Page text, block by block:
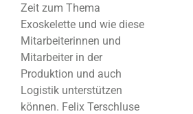
Zeit zum Thema
Exoskelette und wie diese
Mitarbeiterinnen und
Mitarbeiter in der
Produktion und auch
Logistik unterstützen
können. Felix Terschluse